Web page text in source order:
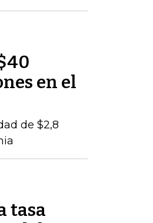
en el
de $2,8
tasa